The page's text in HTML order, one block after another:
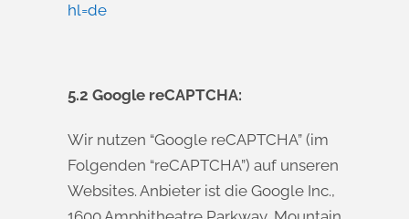
hl=de
5.2 Google reCAPTCHA:
Wir nutzen “Google reCAPTCHA” (im
Folgenden “reCAPTCHA”) auf unseren
Websites. Anbieter ist die Google Inc.,